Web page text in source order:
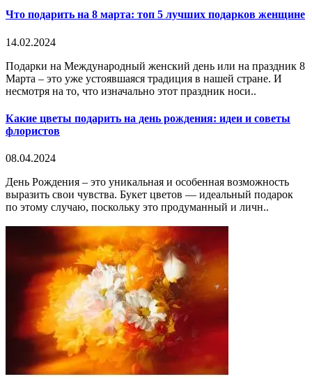
Что подарить на 8 марта: топ 5 лучших подарков женщине
14.02.2024
Подарки на Международный женский день или на праздник 8
Марта – это уже устоявшаяся традиция в нашей стране. И
несмотря на то, что изначально этот праздник носи..
Какие цветы подарить на день рождения: идеи и советы
флористов
08.04.2024
День Рождения – это уникальная и особенная возможность
выразить свои чувства. Букет цветов — идеальный подарок
по этому случаю, поскольку это продуманный и личн..